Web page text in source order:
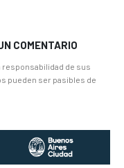
COMENTARIO
de sus
pueden ser pasibles de